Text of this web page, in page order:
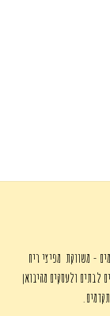
- משווקת מפיצי ריח
לבתים ולעסקים מהיבואן